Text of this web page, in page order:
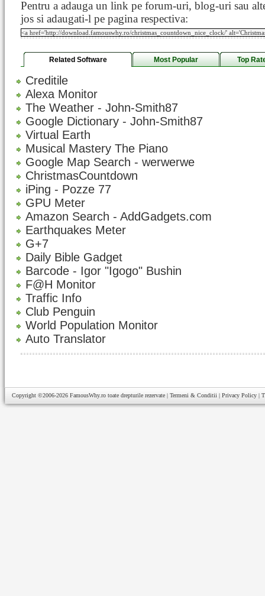
Pentru a adauga un link pe forum-uri, blog-uri sau
jos si adaugati-l pe pagina respectiva:
Related Software Most Popular Top
Creditile
Alexa Monitor
The Weather - John-Smith87
Google Dictionary - John-Smith87
Virtual Earth
Musical Mastery The Piano
Google Map Search - werwerwe
ChristmasCountdown
iPing - Pozze 77
GPU Meter
Amazon Search - AddGadgets.com
Earthquakes Meter
G+7
Daily Bible Gadget
Barcode - Igor "Igogo" Bushin
F@H Monitor
Traffic Info
Club Penguin
World Population Monitor
Auto Translator
Copyright ©2006-2026 FamousWhy.ro toate drepturile rezervate | Termeni & Conditii | Privacy Policy |